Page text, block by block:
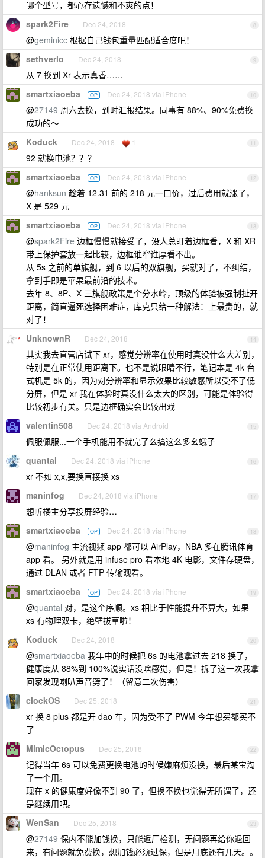
哪个型号，都心存遗憾和不爽的点！
8
spark2Fire Dec 24, 2018
@geminicc 根据自己钱包重量匹配适合度吧！
9
sethverlo Dec 24, 2018
从 7 换到 Xr 表示真香……
10
smartxiaoeba OP Dec 24, 2018 via iPhone
@27149 周六去换，到时汇报结果。同事有 88%、90%免费换
成功的～
11
Koduck Dec 24, 2018 1
92 就换电池？？？
12
smartxiaoeba OP Dec 24, 2018 via iPhone
@hanksun 趁着 12.31 前的 218 元一口价，过后费用就涨了，
X 是 529 元
13
smartxiaoeba OP Dec 24, 2018 via iPhone
@spark2Fire 边框慢慢就接受了，没人总盯着边框看，X 和 XR
带上保护套放一起比较，边框谁窄谁厚看不出。
从 5s 之前的单旗舰，到 6 以后的双旗舰，买就对了，不纠结，
拿到手即是苹果最前沿的技术。
去年 8、8P、X 三旗舰政策是个分水岭，顶级的体验被强制扯开
距离，简直逼死选择困难症，库克只给一种解法：上最贵的，就
对了！
14
UnknownR Dec 24, 2018
其实我去直营店试下 xr，感觉分辨率在使用时真没什么大差别，
特别是在正常使用距离下。也不是说眼睛不行，笔记本是 4k 台
式机是 5k 的，因为对分辨率和显示效果比较敏感所以受不了低
分屏，但是 xr 我在体验时真没什么太大的区别，可能是体验得
比较初步有关。只是边框确实会比较出戏
15
valentin508 Dec 24, 2018 via Android
佩服佩服...一个手机能用不就完了么搞这么多幺蛾子
16
quantal Dec 24, 2018 via iPhone
xr 不如 x,x,要换直接换 xs
17
maninfog Dec 24, 2018 via iPhone
想听楼主分享投屏经验…
18
smartxiaoeba OP Dec 24, 2018 via iPhone
@maninfog 主流视频 app 都可以 AirPlay，NBA 多在腾讯体育
app 看。 另外就是用 infuse pro 看本地 4K 电影，文件存硬盘，
通过 DLAN 或者 FTP 传输观看。
19
smartxiaoeba OP Dec 24, 2018 via iPhone
@quantal 对，是这个序顺。xs 相比于性能提升不算大，如果
xs 有物理双卡，绝壁拔草啦！
20
Koduck Dec 24, 2018
@smartxiaoeba 我年中的时候把 6s 的电池拿过去 218 换了，
健康度从 88%到 100%说实话没啥感觉，但是！拆了这一次我拿
回家发现喇叭声音劈了！（留意二次伤害）
21
clockOS Dec 25, 2018
xr 换 8 plus 都是开 dao 车，因为受不了 PWM 今年想买都买不
了
22
MimicOctopus Dec 25, 2018
记得当年 6s 可以免费更换电池的时候嫌麻烦没换，最后某宝淘
了一个用。
现在 x 的健康度好像不到 90 了，但换不换也觉得无所谓了，还
是继续用吧。
23
WenSan Dec 25, 2018
@27149 保内不能加钱换，只能返厂检测，无问题再给你退回
来，有问题就免费换，想加钱必须过保，但是月底还有几天。。